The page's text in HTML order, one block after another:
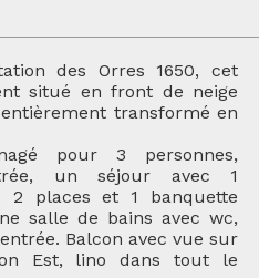
des Orres 1650, cet
situé en front de neige
transformé en
pour 3 personnes,
un séjour avec 1
2 places et 1 banquette
salle de bains avec wc,
Balcon avec vue sur
Est, lino dans tout le